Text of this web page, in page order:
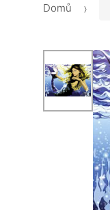
Domů